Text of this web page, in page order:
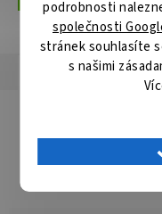
podrobnosti
společnosti
stránek souhlasíte
s našimi
Hodnocení
Detailní popis
Popis produktu není